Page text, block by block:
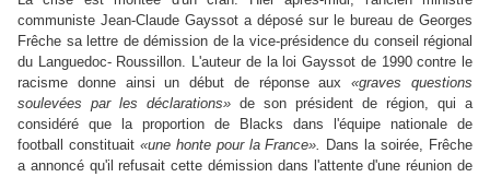
communiste Jean-Claude Gayssot a déposé sur le bureau de Georges
Frêche sa lettre de démission de la vice-présidence du conseil régional
du Languedoc- Roussillon. L'auteur de la loi Gayssot de 1990 contre le
racisme donne ainsi un début de réponse aux«graves questions
soulevées par les déclarations» de son président de région, qui a
considéré que la proportion de Blacks dans l'équipe nationale de
football constituait «une honte pour la France». Dans la soirée, Frêche
a annoncé qu'il refusait cette démission dans l'attente d'une réunion de